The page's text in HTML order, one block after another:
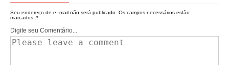
Seu endereço de e -mail não será publicado. Os campos necessários estão
marcados.. *
Digite seu Comentário...